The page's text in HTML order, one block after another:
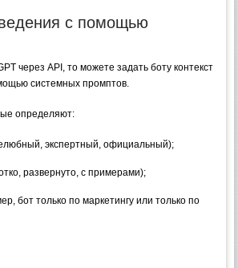
с помощью
через API, то можете задать боту контекст
системных промптов.
определяют:
экспертный, официальный);
развернуто, с примерами);
бот только по маркетингу или только по